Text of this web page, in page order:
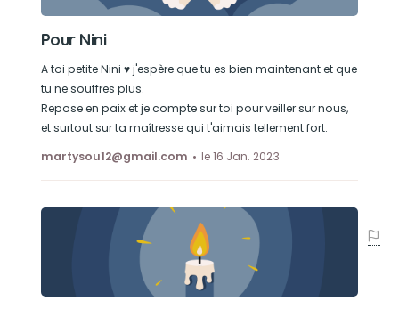
Pour Nini
A toi petite Nini ♥️ j'espère que tu es bien maintenant et que
tu ne souffres plus.
Repose en paix et je compte sur toi pour veiller sur nous,
et surtout sur ta maîtresse qui t'aimais tellement fort.
martysou12@gmail.com
le 16 Jan. 2023